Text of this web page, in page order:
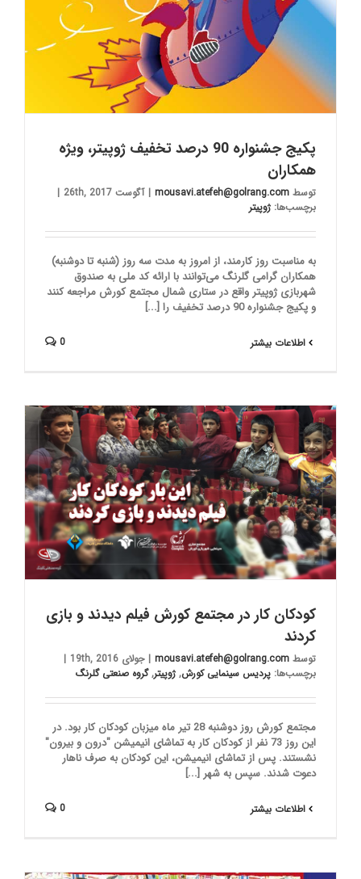
پکیج جشنواره 90 درصد تخفیف ژوپیتر، ویژه
همکاران
توسط mousavi.atefeh@golrang.com
| آگوست 26th, 2017
|
برچسب‌ها: ژوپیتر
به مناسبت روز کارمند، از امروز به مدت سه روز (شنبه تا دوشنبه)
همکاران گرامی گلرنگ می‌توانند با ارائه کد ملی به صندوق
شهربازی ژوپیتر واقع در ستاری شمال مجتمع کورش مراجعه کنند
و پکیج جشنواره 90 درصد تخفیف را [...]
اطلاعات بیشتر 0
کودکان کار در مجتمع کورش فیلم دیدند و بازی
کردند
توسط mousavi.atefeh@golrang.com
| جولای 19th, 2016
|
برچسب‌ها: پردیس سینمایی کورش, ژوپیتر,گروه صنعتی گلرنگ
مجتمع کورش روز دوشنبه 28 تیر ماه میزبان کودکان کار بود. در
این روز 73 نفر از کودکان کار به تماشای انیمیشن "درون و بیرون"
نشستند. پس از تماشای انیمیشن، این کودکان به صرف ناهار
دعوت شدند. سپس به شهر [...]
اطلاعات بیشتر 0